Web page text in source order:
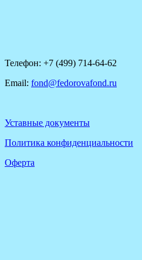
Телефон: +7 (499) 714-64-62
Email: fond@fedorovafond.ru
Уставные документы
Политика конфиденциальности
Оферта